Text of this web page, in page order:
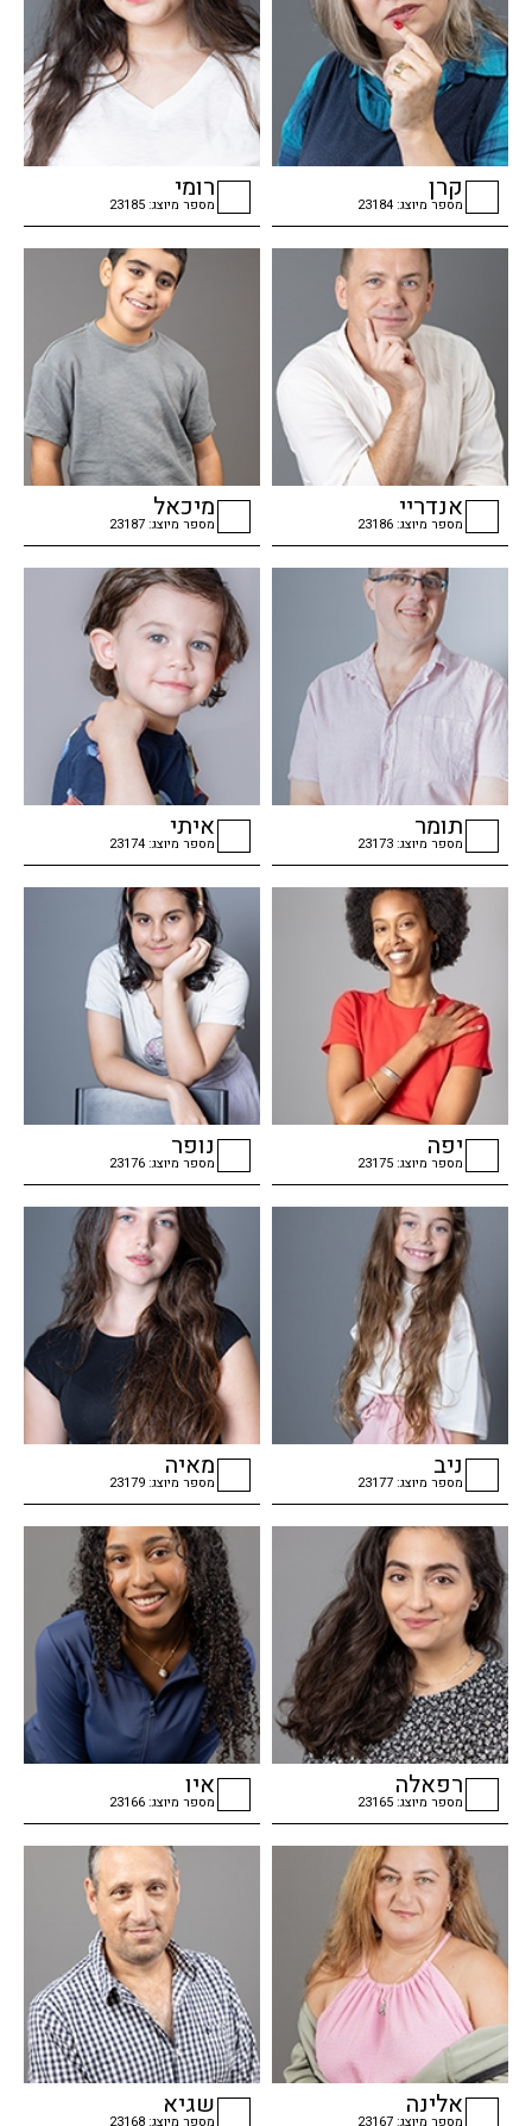
checkbox
קרן
מספר מיוצג: 23184
checkbox
רומי
מספר מיוצג: 23185
checkbox
אנדריי
מספר מיוצג: 23186
checkbox
מיכאל
מספר מיוצג: 23187
checkbox
תומר
מספר מיוצג: 23173
checkbox
איתי
מספר מיוצג: 23174
checkbox
יפה
מספר מיוצג: 23175
checkbox
נופר
מספר מיוצג: 23176
checkbox
ניב
מספר מיוצג: 23177
checkbox
מאיה
מספר מיוצג: 23179
checkbox
רפאלה
מספר מיוצג: 23165
checkbox
איו
מספר מיוצג: 23166
אלינה
מספר מיוצג: 23167
שגיא
מספר מיוצג: 23168